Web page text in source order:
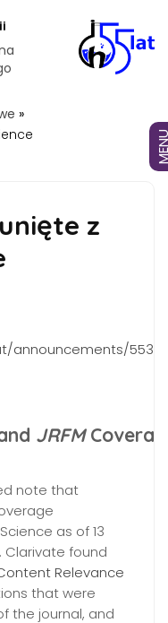
»
z
5536
JRFM
note that
as of 13
Clarivate found
Relevance
that were
the journal, and